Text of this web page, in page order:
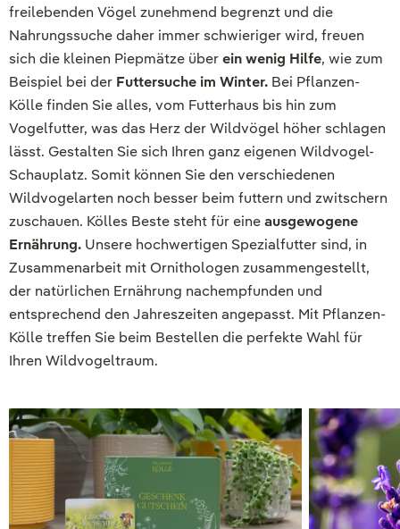
freilebenden Vögel zunehmend begrenzt und die
Nahrungssuche daher immer schwieriger wird, freuen
sich die kleinen Piepmätze überein wenig Hilfe, wie zum
Beispiel bei der Futtersuche im Winter. Bei Pflanzen-
Kölle finden Sie alles, vom Futterhaus bis hin zum
Vogelfutter, was das Herz der Wildvögel höher schlagen
lässt. Gestalten Sie sich Ihren ganz eigenen Wildvogel-
Schauplatz. Somit können Sie den verschiedenen
Wildvogelarten noch besser beim futtern und zwitschern
zuschauen. Kölles Beste steht für eineausgewogene
Ernährung. Unsere hochwertigen Spezialfutter sind, in
Zusammenarbeit mit Ornithologen zusammengestellt,
der natürlichen Ernährung nachempfunden und
entsprechend den Jahreszeiten angepasst. Mit Pflanzen-
Kölle treffen Sie beim Bestellen die perfekte Wahl für
Ihren Wildvogeltraum.